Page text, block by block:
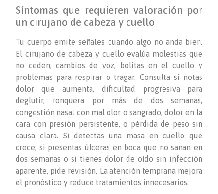
Síntomas que requieren valoración por
un cirujano de cabeza y cuello
Tu cuerpo emite señales cuando algo no anda bien.
El cirujano de cabeza y cuello evalúa molestias que
no ceden, cambios de voz, bolitas en el cuello y
problemas para respirar o tragar. Consulta si notas
dolor que aumenta, dificultad progresiva para
deglutir, ronquera por más de dos semanas,
congestión nasal con mal olor o sangrado, dolor en la
cara con presión persistente, o pérdida de peso sin
causa clara. Si detectas una masa en cuello que
crece, si presentas úlceras en boca que no sanan en
dos semanas o si tienes dolor de oído sin infección
aparente, pide revisión. La atención temprana mejora
el pronóstico y reduce tratamientos innecesarios.